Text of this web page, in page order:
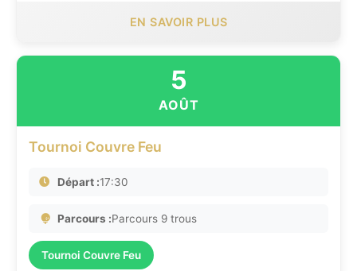
EN SAVOIR PLUS
5
AOÛT
Tournoi Couvre Feu
Départ :17:30
Parcours :Parcours 9 trous
Tournoi Couvre Feu